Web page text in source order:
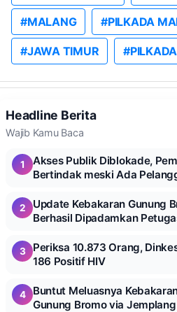
#MALANG #PILKADA
#JAWA TIMUR #PILKADA
Headline Berita
Wajib Kamu Baca
1
Akses Publik Diblokade,
Bertindak meski Ada
2
Update Kebakaran Gunung
Berhasil Dipadamkan
3
Periksa 10.873 Orang,
186 Positif HIV
4
Buntut Meluasnya
Gunung Bromo via